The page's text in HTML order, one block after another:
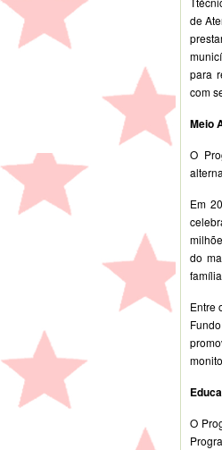
de
para
com
Meio
O
Em
do
Entre
O